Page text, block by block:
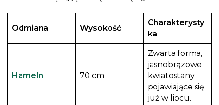
Odmiana Wysokość
Charakterysty
ka
Hameln 70 cm
Zwarta forma,
jasnobrązowe
kwiatostany
pojawiające się
już w lipcu.